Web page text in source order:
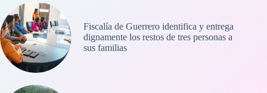
Fiscalía de Guerrero identifica y entrega
dignamente los restos de tres personas a
sus familias